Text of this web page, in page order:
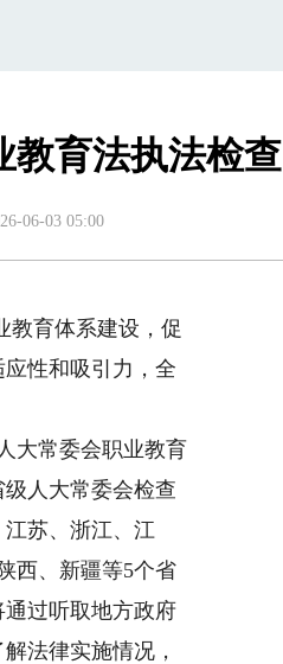
教育法执法检查
06-03 05:00
教育体系建设，促
性和吸引力，全
大常委会职业教育
人大常委会检查
苏、浙江、江
西、新疆等5个省
通过听取地方政府
法律实施情况，